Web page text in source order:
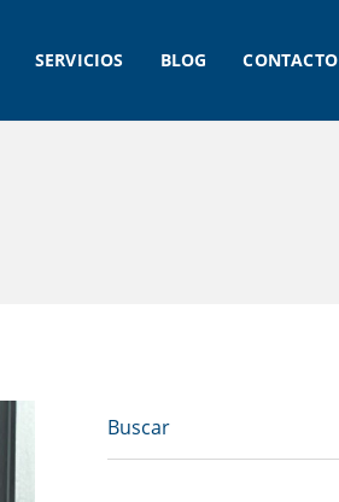
SERVICIOS BLOG CONTACTO